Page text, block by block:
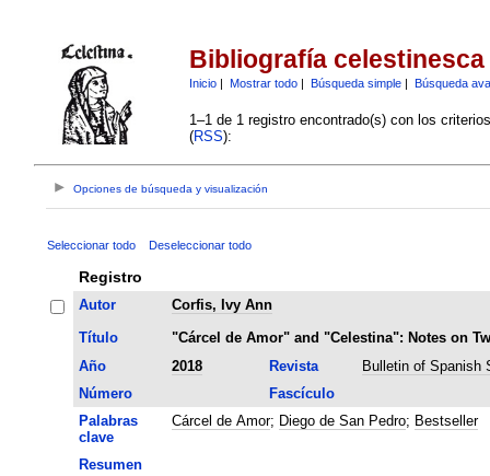
Bibliografía celestinesca
Inicio| Mostrar todo| Búsqueda simple| Búsqueda
1–1 de 1 registro encontrado(s) con los
(RSS):
Opciones de búsqueda y visualización
Seleccionar todo Deseleccionar todo
Registro
Autor
Corfis, Ivy Ann
Título
"Cárcel de Amor" and "Celestina": Notes on
Año
2018 Revista
Bulletin of Spanish
Número
Fascículo
Palabras
clave
Cárcel de Amor; Diego de San Pedro; Bestseller
Resumen